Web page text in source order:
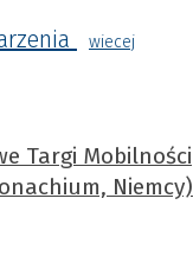
wiecej
Targi Mobilności
Niemcy)